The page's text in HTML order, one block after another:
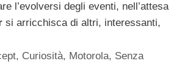
l’evolversi degli eventi, nell’attesa
si arricchisca di altri, interessanti,
, Curiosità, Motorola, Senza